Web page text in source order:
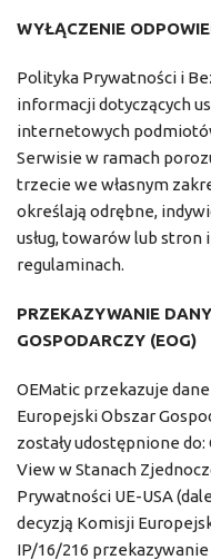
WYŁĄCZENIE
Polityka Prywatności i
informacji dotyczących
internetowych
Serwisie w ramach
trzecie we własnym
określają odrębne,
usług, towarów lub
regulaminach.
PRZEKAZYWANIE
GOSPODARCZY (EOG)
OEMatic przekazuje
Europejski Obszar
zostały udostępnione
View w Stanach
Prywatności UE-USA
decyzją Komisji
IP/16/216